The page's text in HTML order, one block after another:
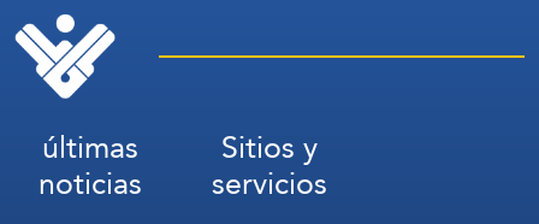
últimas
noticias
Sitios y
servicios